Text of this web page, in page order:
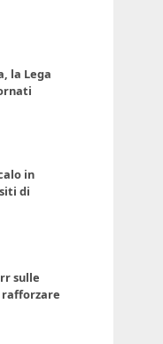
la Lega
in
di
sulle